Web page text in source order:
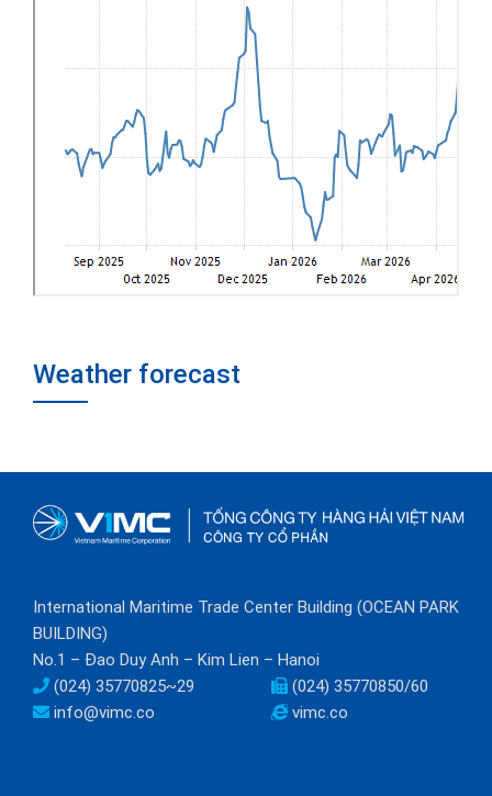
Weather forecast
International Maritime Trade Center Building (OCEAN PARK
BUILDING)
No.1 – Đao Duy Anh – Kim Lien – Hanoi
(024) 35770825~29
(024) 35770850/60
info@vimc.co
vimc.co